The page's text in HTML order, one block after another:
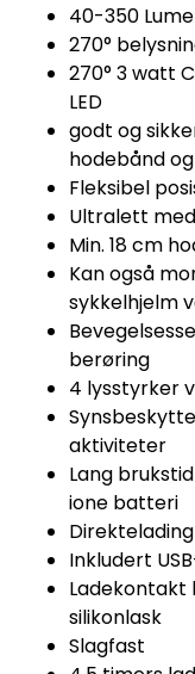
40-350
270°
270° 3 watt
LED
godt og
hodebånd
Fleksibel
Ultralett
Min. 18 cm
Kan også
sykkelhjelm
berøring
4 lysstyrker
aktiviteter
Lang
ione batteri
Inkludert
silikonlask
Slagfast